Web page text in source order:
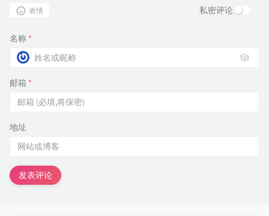
表情 私密评论
名称 *
🎲
邮箱 *
地址
发表评论